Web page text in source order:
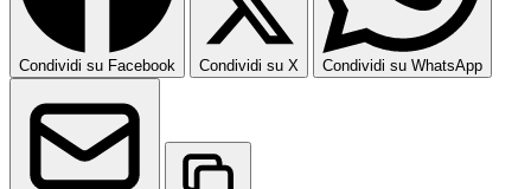
Condividi su Facebook Condividi su X Condividi su WhatsApp